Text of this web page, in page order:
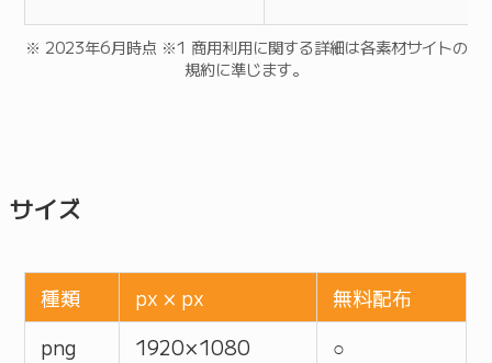
※ 2023年6月時点 ※1 商用利用に関する詳細は各素材サイトの
規約に準じます。
サイズ
種類 px × px
無料配布
png
1920 × 1080 ○